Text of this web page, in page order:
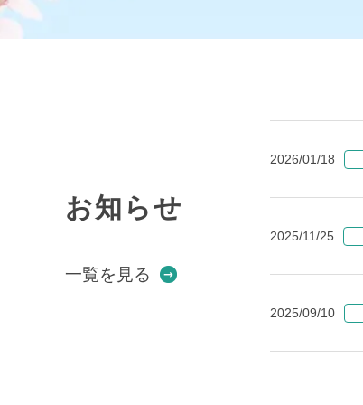
お知らせ
一覧を見る
2026/01/18
2025/11/25
2025/09/10